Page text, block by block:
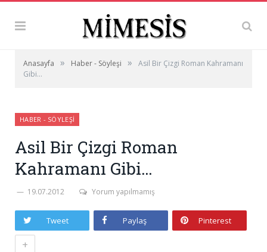
Anasayfa » Haber - Söyleşi »
Asil Bir Çizgi Roman Kahramanı
Gibi…
HABER - SÖYLEŞI
Asil Bir Çizgi Roman
Kahramanı Gibi…
19.07.2012 Yorum yapılmamış
Tweet Paylaş Pinterest
+